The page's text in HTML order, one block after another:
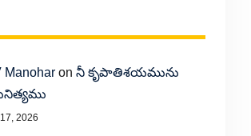
Manoharon నీ కృపాతిశయమును
2026